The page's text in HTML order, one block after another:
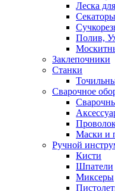
Леска
Секаторы
Полив,
Заклепочники
Станки
Сварочное
Маски и
Ручной
Кисти
Шпатели
Миксеры